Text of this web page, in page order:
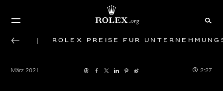
Rolex Preise für
März 2021 2:27